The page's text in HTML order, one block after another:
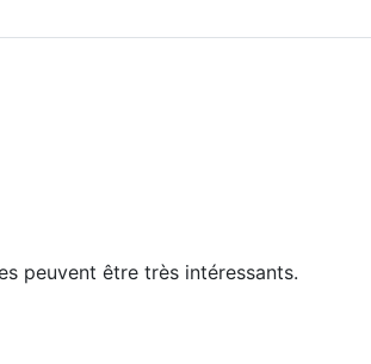
peuvent être très intéressants.